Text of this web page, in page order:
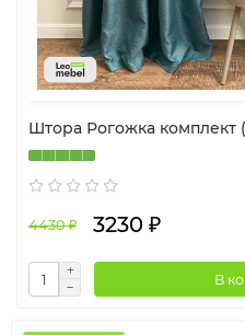
Штора Рогожка комплект
4430 ₽ 3230 ₽
В